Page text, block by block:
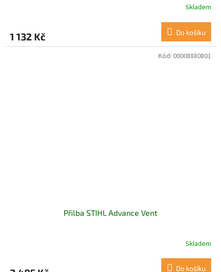
Skladem
1 132 Kč Do košíku
Přilba STIHL Advance Vent
Skladem
Do košíku
Kód: 00008880801